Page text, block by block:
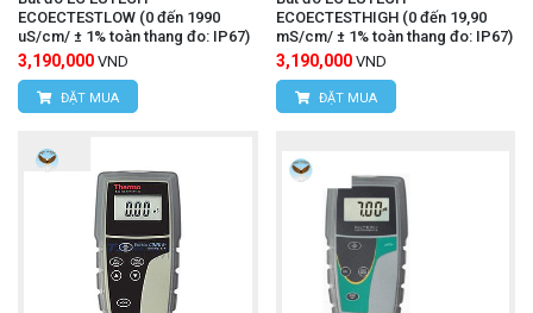
ECOECTESTLOW (0 đến 1990
uS/cm/ ± 1% toàn thang đo: IP67)
3,190,000 VND
ĐẶT MUA
ECOECTESTHIGH (0 đến 19,90
mS/cm/ ± 1% toàn thang đo: IP67)
3,190,000 VND
ĐẶT MUA